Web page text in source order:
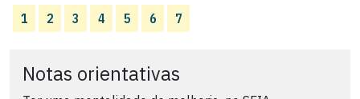
1 2 3 4 5 6 7
Notas orientativas